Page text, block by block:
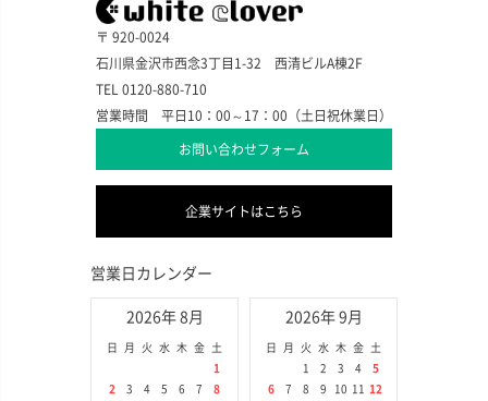
〒 920-0024
石川県金沢市西念3丁目1-32 西清ビルA棟2F
TEL 0120-880-710
営業時間 平日10：00～17：00（土日祝休業日）
お問い合わせフォーム
企業サイトはこちら
営業日カレンダー
2026年 8月
日 月 火 水 木 金
土
1
2
3 4 5 6 7 8
2026年 9月
日 月 火 水 木 金
土
1
2 3 4
5
6
7 8 9 10 11 12